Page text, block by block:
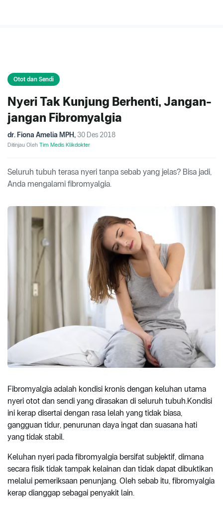
Otot dan Sendi
Nyeri Tak Kunjung Berhenti, Jangan-
jangan Fibromyalgia
dr. Fiona Amelia MPH, 30 Des 2018
Ditinjau Oleh Tim Medis Klikdokter
Seluruh tubuh terasa nyeri tanpa sebab yang jelas? Bisa jadi,
Anda mengalami fibromyalgia.
Fibromyalgia adalah kondisi kronis dengan keluhan utama
nyeri otot dan sendi yang dirasakan di seluruh tubuh.Kondisi
ini kerap disertai dengan rasa lelah yang tidak biasa,
gangguan tidur, penurunan daya ingat dan suasana hati
yang tidak stabil.
Keluhan nyeri pada fibromyalgia bersifat subjektif, dimana
secara fisik tidak tampak kelainan dan tidak dapat dibuktikan
melalui pemeriksaan penunjang. Oleh sebab itu, fibromyalgia
kerap dianggap sebagai penyakit lain.